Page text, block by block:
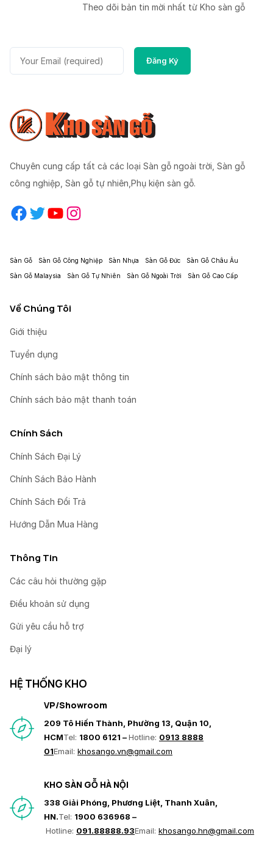
Theo dõi bản tin mời nhất từ Kho sàn gỗ
Chuyên cung cấp tất cả các loại Sàn gỗ ngoài trời, Sàn gỗ
công nghiệp, Sàn gỗ tự nhiên,Phụ kiện sàn gỗ.
Facebook Twitter YouTube Instagram
Sàn Gỗ Sàn Gỗ Công Nghiệp Sàn Nhựa Sàn Gỗ Đức Sàn Gỗ Châu Âu
Sàn Gỗ Malaysia Sàn Gỗ Tự Nhiên Sàn Gỗ Ngoài Trời Sàn Gỗ Cao Cấp
Về Chúng Tôi
Giới thiệu
Tuyển dụng
Chính sách bảo mật thông tin
Chính sách bảo mật thanh toán
Chính Sách
Chính Sách Đại Lý
Chính Sách Bảo Hành
Chính Sách Đổi Trả
Hướng Dẫn Mua Hàng
Thông Tin
Các câu hỏi thường gặp
Điều khoản sử dụng
Gửi yêu cầu hỗ trợ
Đại lý
HỆ THỐNG KHO
VP/Showroom
209 Tô Hiến Thành, Phường 13, Quận 10,
HCMTel: 1800 6121 –Hotline: 0913 8888
01Email: khosango.vn@gmail.com
KHO SÀN GỖ HÀ NỘI
338 Giải Phóng, Phương Liệt, Thanh Xuân,
HN.Tel: 1900 636968 –
Hotline: 091.88888.93Email: khosango.hn@gmail.com